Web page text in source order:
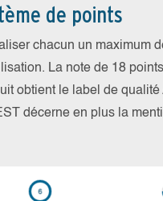
de points
chacun un maximum
La note de 18
obtient le label de qualité
décerne en plus la